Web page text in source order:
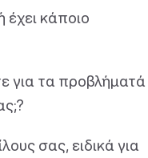
έχει κάποιο
για τα προβλήματά
σας, ειδικά για